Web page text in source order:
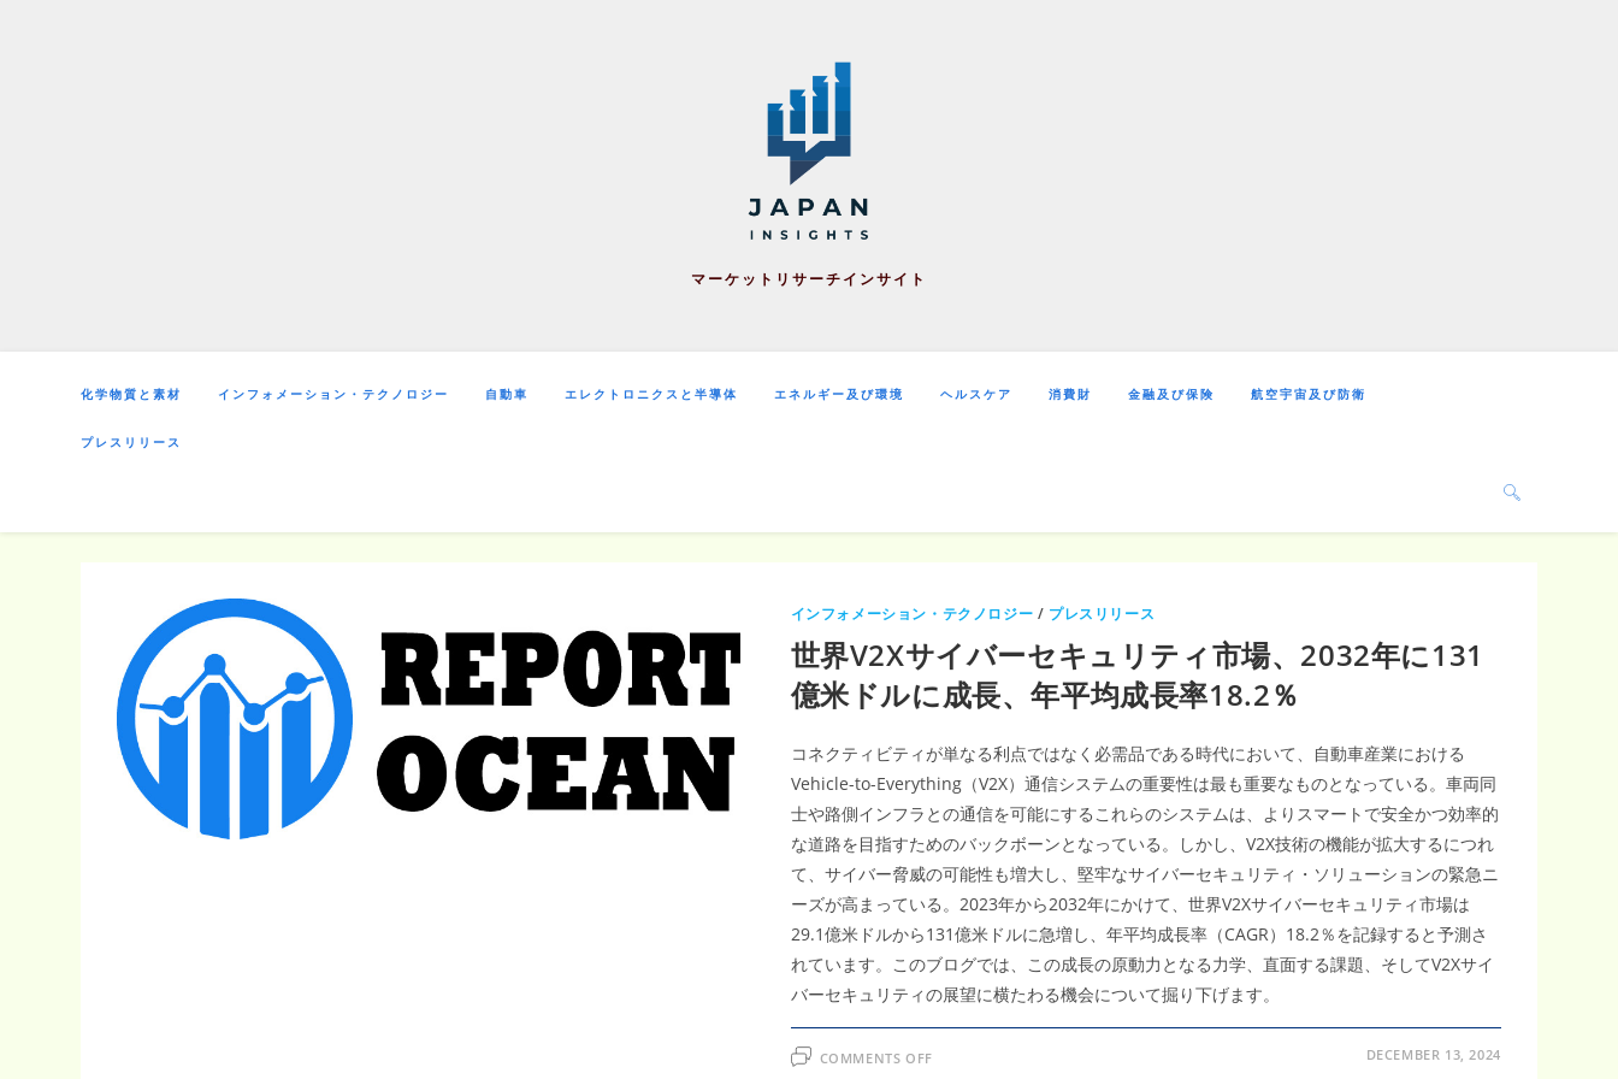
マーケットリサーチインサイト
化学物質と素材 インフォメーション・テクノロジー 自動車 エレクトロニクスと半導体 エネルギー及び環境 ヘルスケア 消費財 金融及び保険 航空宇宙及び防衛
プレスリリース
インフォメーション・テクノロジー / プレスリリース
世界V2Xサイバーセキュリティ市場、2032年に131
億米ドルに成長、年平均成長率18.2％
コネクティビティが単なる利点ではなく必需品である時代において、自動車産業における
Vehicle-to-Everything（V2X）通信システムの重要性は最も重要なものとなっている。車両同
士や路側インフラとの通信を可能にするこれらのシステムは、よりスマートで安全かつ効率的
な道路を目指すためのバックボーンとなっている。しかし、V2X技術の機能が拡大するにつれ
て、サイバー脅威の可能性も増大し、堅牢なサイバーセキュリティ・ソリューションの緊急ニ
ーズが高まっている。2023年から2032年にかけて、世界V2Xサイバーセキュリティ市場は
29.1億米ドルから131億米ドルに急増し、年平均成長率（CAGR）18.2％を記録すると予測さ
れています。このブログでは、この成長の原動力となる力学、直面する課題、そしてV2Xサイ
バーセキュリティの展望に横たわる機会について掘り下げます。
COMMENTS OFFON DECEMBER 13, 2024